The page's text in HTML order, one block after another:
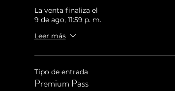
La venta finaliza el
9 de ago, 11:59 p. m.
Leer más
Tipo de entrada
Premium Pass